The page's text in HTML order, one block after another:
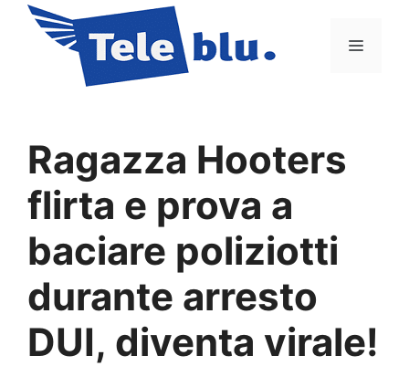
contenuto
Menu
Ragazza Hooters
flirta e prova a
baciare poliziotti
durante arresto
DUI, diventa virale!